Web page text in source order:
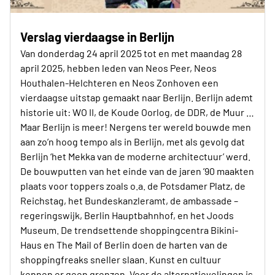
Verslag vierdaagse in Berlijn
Van donderdag 24 april 2025 tot en met maandag 28
april 2025, hebben leden van Neos Peer, Neos
Houthalen-Helchteren en Neos Zonhoven een
vierdaagse uitstap gemaakt naar Berlijn. Berlijn ademt
historie uit: WO II, de Koude Oorlog, de DDR, de Muur …
Maar Berlijn is meer! Nergens ter wereld bouwde men
aan zo’n hoog tempo als in Berlijn, met als gevolg dat
Berlijn ‘het Mekka van de moderne architectuur’ werd.
De bouwputten van het einde van de jaren ’90 maakten
plaats voor toppers zoals o.a. de Potsdamer Platz, de
Reichstag, het Bundeskanzleramt, de ambassade –
regeringswijk, Berlin Hauptbahnhof, en het Joods
Museum. De trendsettende shoppingcentra Bikini-
Haus en The Mail of Berlin doen de harten van de
shoppingfreaks sneller slaan. Kunst en cultuur